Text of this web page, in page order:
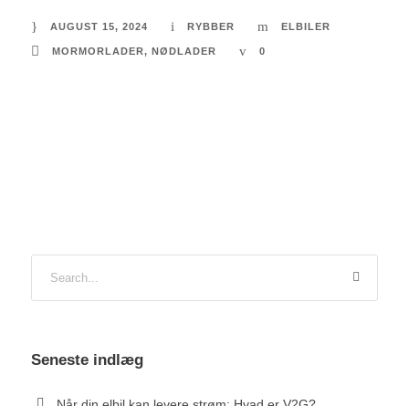
AUGUST 15, 2024 RYBBER ELBILER
MORMORLADER, NØDLADER 0
Seneste indlæg